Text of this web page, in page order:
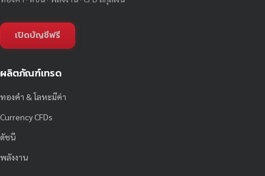
เปิดบัญชีฟรี
ผลิตภัณฑ์เทรด
ทองคำ & โลหะมีค่า
Currency CFDs
ดัชนี
พลังงาน